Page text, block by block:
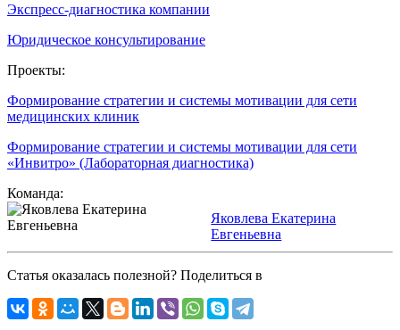
Экспресс-диагностика компании
Юридическое консультирование
Проекты:
Формирование стратегии и системы мотивации для сети
медицинских клиник
Формирование стратегии и системы мотивации для сети
«Инвитро» (Лабораторная диагностика)
Команда:
Яковлева Екатерина
Евгеньевна
Статья оказалась полезной? Поделиться в